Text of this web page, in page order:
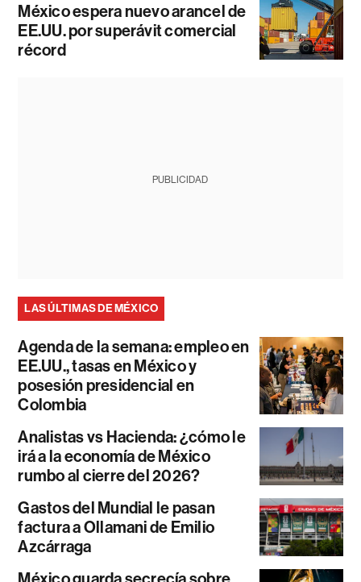
México espera nuevo arancel de
EE.UU. por superávit comercial
récord
PUBLICIDAD
LAS ÚLTIMAS DE MÉXICO
Agenda de la semana: empleo en
EE.UU., tasas en México y
posesión presidencial en
Colombia
Analistas vs Hacienda: ¿cómo le
irá a la economía de México
rumbo al cierre del 2026?
Gastos del Mundial le pasan
factura a Ollamani de Emilio
Azcárraga